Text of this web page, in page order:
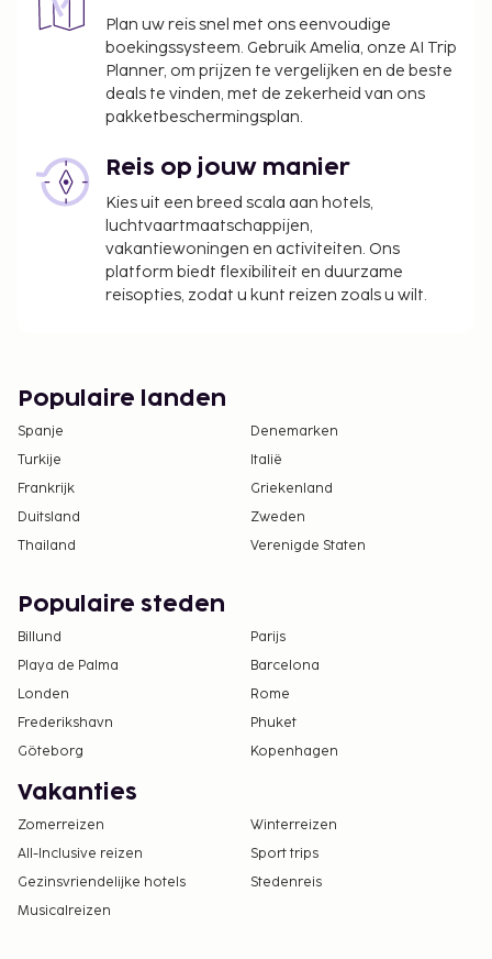
Plan uw reis snel met ons eenvoudige
boekingssysteem. Gebruik Amelia, onze AI Trip
Planner, om prijzen te vergelijken en de beste
deals te vinden, met de zekerheid van ons
pakketbeschermingsplan.
Reis op jouw manier
Kies uit een breed scala aan hotels,
luchtvaartmaatschappijen,
vakantiewoningen en activiteiten. Ons
platform biedt flexibiliteit en duurzame
reisopties, zodat u kunt reizen zoals u wilt.
Populaire landen
Spanje
Denemarken
Turkije
Italië
Frankrijk
Griekenland
Duitsland
Zweden
Thailand
Verenigde Staten
Populaire steden
Billund
Parijs
Playa de Palma
Barcelona
Londen
Rome
Frederikshavn
Phuket
Göteborg
Kopenhagen
Vakanties
Zomerreizen
Winterreizen
All-Inclusive reizen
Sport trips
Gezinsvriendelijke hotels
Stedenreis
Musicalreizen